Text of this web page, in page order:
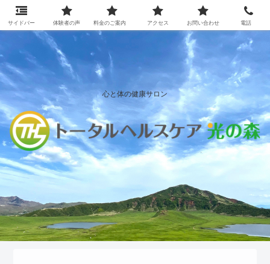
心と体の健康サロン
サイドバー 体験者の声 料金のご案内 アクセス お問い合わせ 電話